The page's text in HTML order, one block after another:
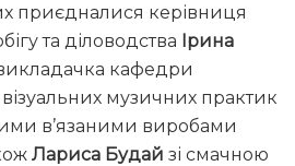
приєдналися керівниця
та діловодства Ірина
кафедри
візуальних музичних практик
в’язаними виробами
Лариса Будай зі смачною